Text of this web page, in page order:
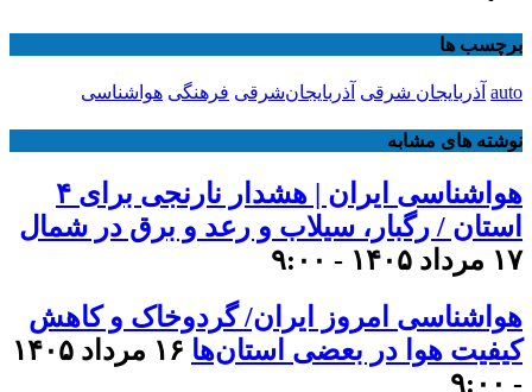
برچسب ها
auto آذربایجان شرقی آذربایجان‌شرقی فرهنگی هواشناسی
نوشته های مشابه
هواشناسی ایران | هشدار نارنجی برای ۴
استان / رگبار، سیلاب و رعد و برق در شمال
۱۷ مرداد ۱۴۰۵ - ۹:۰۰
هواشناسی امروز ایران/ گردوخاک و کاهش
کیفیت هوا در بعضی استان‌ها
۱۶ مرداد ۱۴۰۵
- ۹:۰۰